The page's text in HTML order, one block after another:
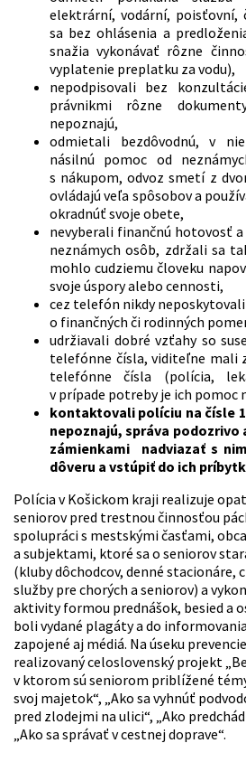
elektrární, vodární,
sa bez ohlásenia a
snažia vykonávať rôzne
vyplatenie preplatku za vodu),
nepodpisovali bez
právnikmi rôzne
nepoznajú,
odmietali bezdôvodnú, v
násilnú pomoc od
s nákupom, odvoz smetí z
ovládajú veľa spôsobov a
okradnúť svoje obete,
nevyberali finančnú hotovosť
neznámych osôb, zdržali sa
mohlo cudziemu človeku
svoje úspory alebo cennosti,
cez telefón nikdy neposkytovali
o finančných či rodinných
udržiavali dobré vzťahy so
telefónne čísla, viditeľne mali
telefónne čísla (polícia,
v prípade potreby je ich pomoc
kontaktovali políciu na čísle
nepoznajú, správa podozrivo
zámienkami nadviazať s
dôveru a vstúpiť do ich
Polícia v Košickom kraji realizuje
seniorov pred trestnou činnosťou
spolupráci s mestskými časťami,
a subjektami, ktoré sa o seniorov
(kluby dôchodcov, denné stacionáre,
služby pre chorých a seniorov) a
aktivity formou prednášok, besied a
boli vydané plagáty a do
zapojené aj médiá. Na úseku
realizovaný celoslovenský projekt
v ktorom sú seniorom priblížené
svoj majetok“, „Ako sa vyhnúť
pred zlodejmi na ulici“, „Ako
„Ako sa správať v cestnej doprave“.